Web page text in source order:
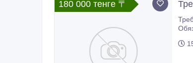
180 000 тенге 〒
Требуется